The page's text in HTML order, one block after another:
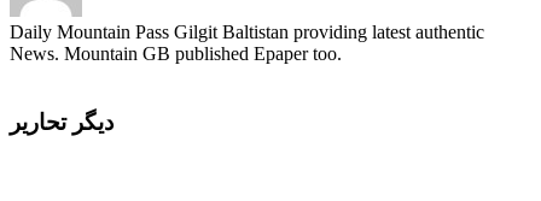
Daily Mountain Pass Gilgit Baltistan providing latest authentic
News. Mountain GB published Epaper too.
دیگر تحاریر